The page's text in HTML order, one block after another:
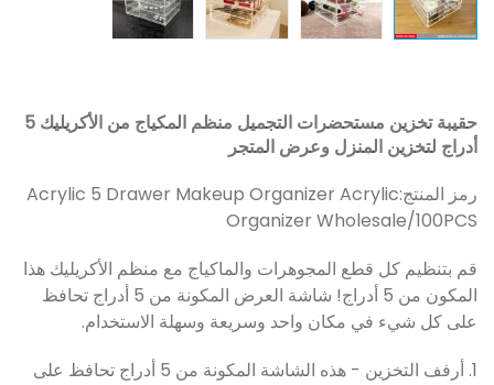
حقيبة تخزين مستحضرات التجميل منظم المكياج من الأكريليك 5
أدراج لتخزين المنزل وعرض المتجر
رمز المنتج:Acrylic 5 Drawer Makeup Organizer Acrylic
Organizer Wholesale/100PCS
قم بتنظيم كل قطع المجوهرات والماكياج مع منظم الأكريليك هذا
المكون من 5 أدراج! شاشة العرض المكونة من 5 أدراج تحافظ
على كل شيء في مكان واحد وسريعة وسهلة الاستخدام.
1. أرفف التخزين - هذه الشاشة المكونة من 5 أدراج تحافظ على